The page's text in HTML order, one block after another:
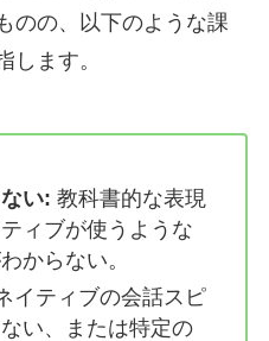
のの、以下のような課
します。
い: 教科書的な表現
ィブが使うような
からない。
イティブの会話スピ
い、または特定の